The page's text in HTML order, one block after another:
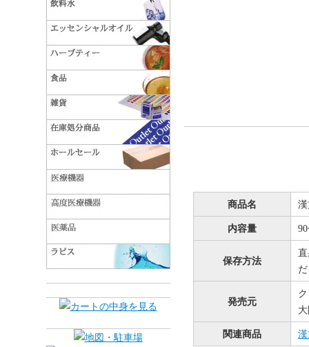
商品名
内容量
保存方法
発売元
関連商品